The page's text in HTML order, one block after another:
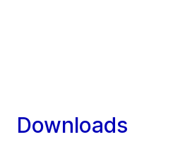
Downloads